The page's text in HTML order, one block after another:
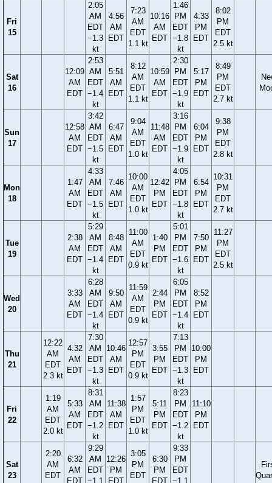
Fri
15
2:05
AM
EDT
−1.3
kt
4:56
AM
EDT
7:23
AM
EDT
1.1 kt
10:16
AM
EDT
1:46
PM
EDT
−1.8
kt
4:33
PM
EDT
8:02
PM
EDT
2.5 kt
Sat
16
12:09
AM
EDT
2:53
AM
EDT
−1.4
kt
5:51
AM
EDT
8:12
AM
EDT
1.1 kt
10:59
AM
EDT
2:30
PM
EDT
−1.9
kt
5:17
PM
EDT
8:49
PM
EDT
2.7 kt
Sun
17
12:58
AM
EDT
3:42
AM
EDT
−1.5
kt
6:47
AM
EDT
9:04
AM
EDT
1.0 kt
11:48
AM
EDT
3:16
PM
EDT
−1.9
kt
6:04
PM
EDT
9:38
PM
EDT
2.8 kt
Mon
18
1:47
AM
EDT
4:33
AM
EDT
−1.5
kt
7:46
AM
EDT
10:00
AM
EDT
1.0 kt
12:42
PM
EDT
4:05
PM
EDT
−1.8
kt
6:54
PM
EDT
10:31
PM
EDT
2.7 kt
Tue
19
2:38
AM
EDT
5:29
AM
EDT
−1.4
kt
8:48
AM
EDT
11:00
AM
EDT
0.9 kt
1:40
PM
EDT
5:01
PM
EDT
−1.6
kt
7:50
PM
EDT
11:27
PM
EDT
2.5 kt
Wed
20
3:33
AM
EDT
6:28
AM
EDT
−1.4
kt
9:50
AM
EDT
11:59
AM
EDT
0.9 kt
2:44
PM
EDT
6:05
PM
EDT
−1.4
kt
8:52
PM
EDT
Thu
21
12:22
AM
EDT
2.3 kt
4:32
AM
EDT
7:30
AM
EDT
−1.3
kt
10:46
AM
EDT
12:57
PM
EDT
0.9 kt
3:55
PM
EDT
7:13
PM
EDT
−1.3
kt
10:00
PM
EDT
Fri
22
1:19
AM
EDT
2.0 kt
5:33
AM
EDT
8:31
AM
EDT
−1.2
kt
11:38
AM
EDT
1:57
PM
EDT
1.0 kt
5:11
PM
EDT
8:23
PM
EDT
−1.2
kt
11:10
PM
EDT
Sat
23
2:20
AM
EDT
6:32
AM
EDT
9:29
AM
EDT
−1.1
12:26
PM
EDT
3:05
PM
EDT
6:30
PM
EDT
9:33
PM
EDT
−1.1